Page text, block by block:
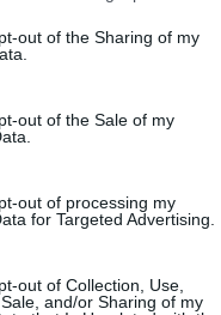
out of the Sharing of my
out of the Sale of my
out of processing my
for Targeted Advertising.
out of Collection, Use,
and/or Sharing of my
της Λακωνίας.